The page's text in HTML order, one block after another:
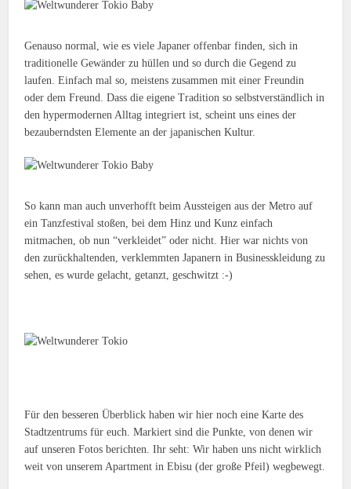
Genauso normal, wie es viele Japaner offenbar finden, sich in
traditionelle Gewänder zu hüllen und so durch die Gegend zu
laufen. Einfach mal so, meistens zusammen mit einer Freundin
oder dem Freund. Dass die eigene Tradition so selbstverständlich in
den hypermodernen Alltag integriert ist, scheint uns eines der
bezauberndsten Elemente an der japanischen Kultur.
So kann man auch unverhofft beim Aussteigen aus der Metro auf
ein Tanzfestival stoßen, bei dem Hinz und Kunz einfach
mitmachen, ob nun “verkleidet” oder nicht. Hier war nichts von
den zurückhaltenden, verklemmten Japanern in Businesskleidung zu
sehen, es wurde gelacht, getanzt, geschwitzt :-)
Für den besseren Überblick haben wir hier noch eine Karte des
Stadtzentrums für euch. Markiert sind die Punkte, von denen wir
auf unseren Fotos berichten. Ihr seht: Wir haben uns nicht wirklich
weit von unserem Apartment in Ebisu (der große Pfeil) wegbewegt.